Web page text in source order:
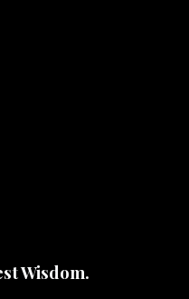
Wisdom.